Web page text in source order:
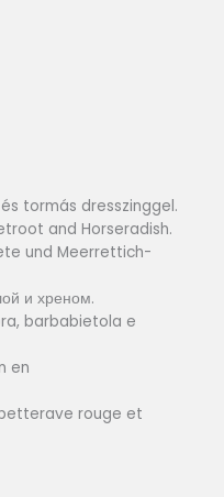
tormás dresszinggel.
and Horseradish.
und Meerrettich-
и хреном.
barbabietola e
en
rouge et